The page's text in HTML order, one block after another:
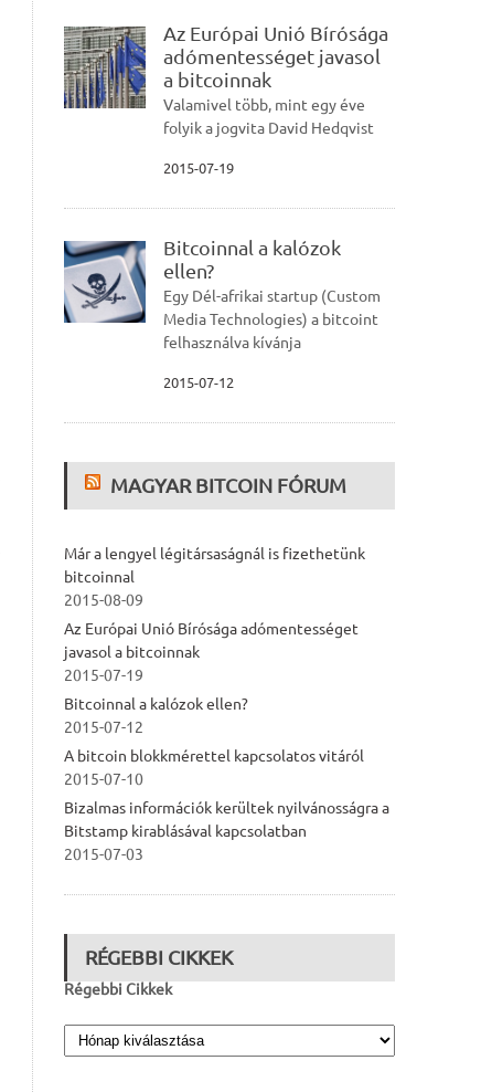
Az Európai Unió Bírósága
adómentességet javasol
a bitcoinnak
Valamivel több, mint egy éve
folyik a jogvita David Hedqvist
2015-07-19
Bitcoinnal a kalózok
ellen?
Egy Dél-afrikai startup (Custom
Media Technologies) a bitcoint
felhasználva kívánja
2015-07-12
MAGYAR BITCOIN FÓRUM
Már a lengyel légitársaságnál is fizethetünk
bitcoinnal
2015-08-09
Az Európai Unió Bírósága adómentességet
javasol a bitcoinnak
2015-07-19
Bitcoinnal a kalózok ellen?
2015-07-12
A bitcoin blokkmérettel kapcsolatos vitáról
2015-07-10
Bizalmas információk kerültek nyilvánosságra a
Bitstamp kirablásával kapcsolatban
2015-07-03
RÉGEBBI CIKKEK
Régebbi Cikkek